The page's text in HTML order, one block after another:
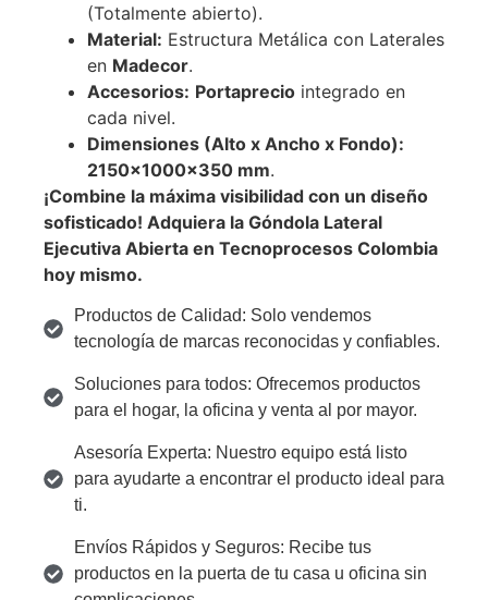
(Totalmente abierto).
Material: Estructura Metálica con Laterales
en Madecor.
Accesorios: Portaprecio integrado en
cada nivel.
Dimensiones (Alto x Ancho x Fondo):
2150×1000×350 mm.
¡Combine la máxima visibilidad con un diseño
sofisticado! Adquiera la Góndola Lateral
Ejecutiva Abierta en Tecnoprocesos Colombia
hoy mismo.
Productos de Calidad: Solo vendemos
tecnología de marcas reconocidas y confiables.
Soluciones para todos: Ofrecemos productos
para el hogar, la oficina y venta al por mayor.
Asesoría Experta: Nuestro equipo está listo
para ayudarte a encontrar el producto ideal para
ti.
Envíos Rápidos y Seguros: Recibe tus
productos en la puerta de tu casa u oficina sin